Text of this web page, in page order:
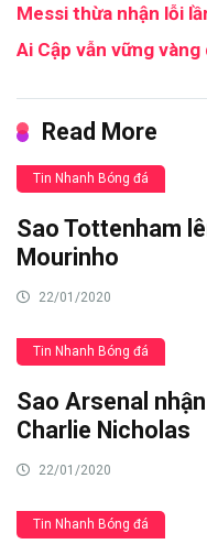
Messi thừa nhận lỗi
Ai Cập vẫn vững vàng
Read More
Tin Nhanh Bóng đá
Sao Tottenham
Mourinho
22/01/2020
Tin Nhanh Bóng đá
Sao Arsenal
Charlie Nicholas
22/01/2020
Tin Nhanh Bóng đá